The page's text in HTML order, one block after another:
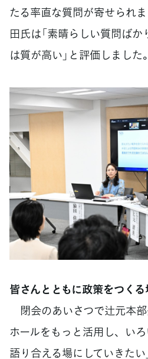
たる率直な質問が寄せられ
田氏は「素晴らしい質問ば
は質が高い」と評価しました。
皆さんとともに政策をつく
閉会のあいさつで辻元本
ホールをもっと活用し、いろ
語り合える場にしていきたい